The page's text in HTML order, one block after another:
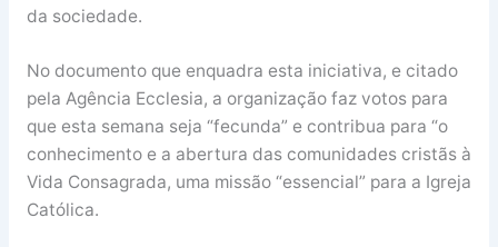
da sociedade.
No documento que enquadra esta iniciativa, e citado
pela Agência Ecclesia, a organização faz votos para
que esta semana seja “fecunda” e contribua para “o
conhecimento e a abertura das comunidades cristãs à
Vida Consagrada, uma missão “essencial” para a Igreja
Católica.